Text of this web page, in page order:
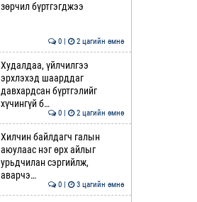
зөрчил бүртгэгджээ
0 | 2 цагийн өмнө
Худалдаа, үйлчилгээ
эрхлэхэд шаарддаг
давхардсан бүртгэлийг
хүчингүй б…
0 | 2 цагийн өмнө
Хилчин байлдагч галын
аюулаас нэг өрх айлыг
урьдчилан сэргийлж,
аварчэ…
0 | 3 цагийн өмнө